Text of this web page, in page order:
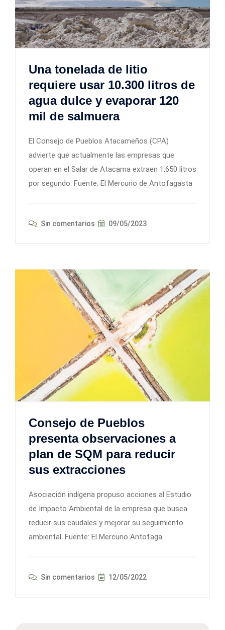
Una tonelada de litio
requiere usar 10.300 litros de
agua dulce y evaporar 120
mil de salmuera
El Consejo de Pueblos Atacameños (CPA)
advierte que actualmente las empresas que
operan en el Salar de Atacama extraen 1.650 litros
por segundo. Fuente: El Mercurio de Antofagasta
Sin comentarios 09/05/2023
Consejo de Pueblos
presenta observaciones a
plan de SQM para reducir
sus extracciones
Asociación indígena propuso acciones al Estudio
de Impacto Ambiental de la empresa que busca
reducir sus caudales y mejorar su seguimiento
ambiental. Fuente: El Mercurio Antofaga
Sin comentarios 12/05/2022